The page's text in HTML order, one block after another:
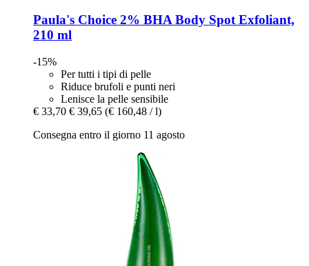
Paula's Choice 2% BHA Body Spot Exfoliant,
210 ml
-15%
Per tutti i tipi di pelle
Riduce brufoli e punti neri
Lenisce la pelle sensibile
€ 33,70 € 39,65 (€ 160,48 / l)
Consegna entro il giorno 11 agosto